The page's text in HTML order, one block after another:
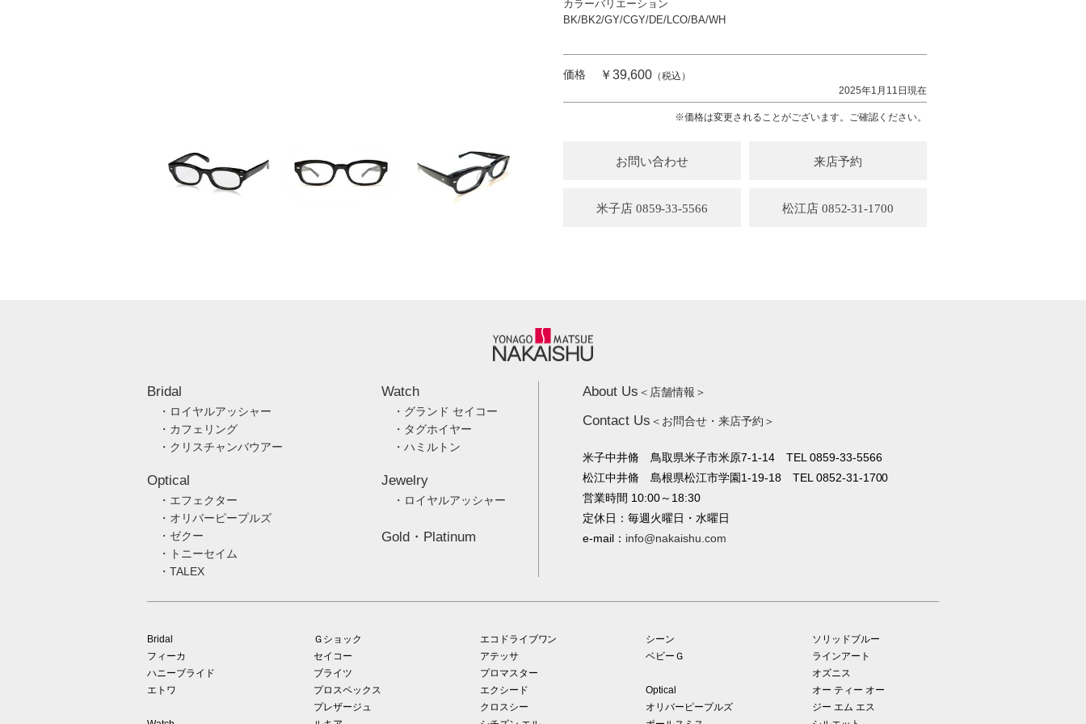
カラーバリエーション
BK/BK2/GY/CGY/DE/LCO/BA/WH
価格 ￥39,600（税込）
2025年1月11日現在
※価格は変更されることがございます。ご確認ください。
お問い合わせ 来店予約
米子店 0859-33-5566 松江店 0852-31-1700
Bridal
・ロイヤルアッシャー
・カフェリング
・クリスチャンバウアー
Watch
・グランド セイコー
・タグホイヤー
・ハミルトン
Optical
・エフェクター
・オリバーピープルズ
・ゼクー
・トニーセイム
・TALEX
Jewelry
・ロイヤルアッシャー
Gold・Platinum
About Us ＜店舗情報＞
Contact Us ＜お問合せ・来店予約＞
米子中井脩 鳥取県米子市米原7-1-14 TEL 0859-33-5566
松江中井脩 島根県松江市学園1-19-18 TEL 0852-31-1700
営業時間 10:00～18:30
定休日：毎週火曜日・水曜日
e-mail： info@nakaishu.com
Bridal
フィーカ
ハニーブライド
エトワ
Ｇショック
セイコー
ブライツ
プロスペックス
プレザージュ
エコドライブワン
アテッサ
プロマスター
エクシード
クロスシー
シーン
ベビーＧ
Optical
オリバーピープルズ
ソリッドブルー
ラインアート
オズニス
オー ティー オー
ジー エム エス